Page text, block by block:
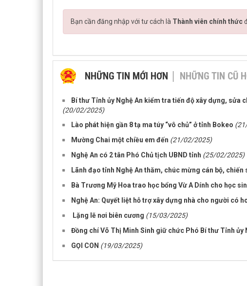
Bạn cần đăng nhập với tư cách là Thành viên chính thức
NHỮNG TIN MỚI HƠN NHỮNG TIN CŨ
Bí thư Tỉnh ủy Nghệ An kiểm tra tiến độ xây dựng, sửa
(20/02/2025)
Lào phát hiện gần 8 tạ ma túy “vô chủ” ở tỉnh Bokeo
Mường Chai một chiều em đến (21/02/2025)
Nghệ An có 2 tân Phó Chủ tịch UBND tỉnh (25/02/2025)
Lãnh đạo tỉnh Nghệ An thăm, chúc mừng cán bộ, chiến
Bà Trương Mỹ Hoa trao học bổng Vừ A Dính cho học
Nghệ An: Quyết liệt hỗ trợ xây dựng nhà cho người có
Lặng lẽ nơi biên cương (15/03/2025)
Đồng chí Võ Thị Minh Sinh giữ chức Phó Bí thư Tỉnh ủy
GỌI CON (19/03/2025)